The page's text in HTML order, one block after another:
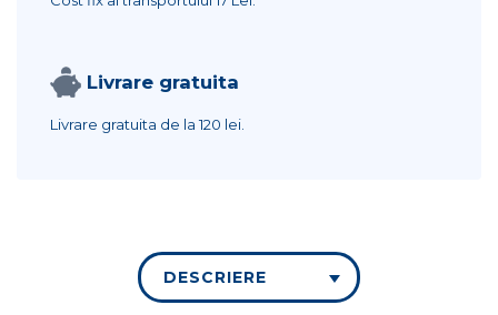
Livrare gratuita
Livrare gratuita de la120 lei.
DESCRIERE